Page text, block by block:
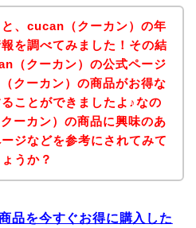
、cucan（クーカン）の年
を調べてみました！その結
（クーカン）の公式ページ
クーカン）の商品がお得な
ことができましたよ♪なの
ーカン）の商品に興味のあ
ジなどを参考にされてみて
うか？
品を今すぐお得に購入した